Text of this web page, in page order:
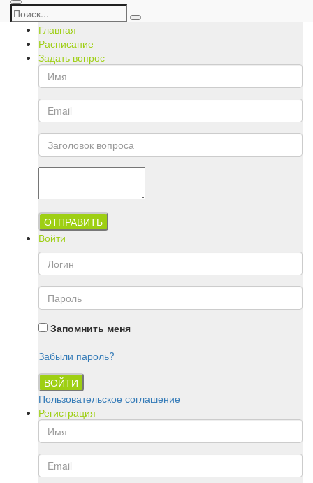
Главная
Расписание
Задать вопрос
ОТПРАВИТЬ
Войти
Запомнить меня
Забыли пароль?
ВОЙТИ
Пользовательское соглашение
Регистрация